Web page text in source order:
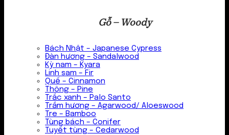
Gỗ – Woody
Bách Nhật – Japanese Cypress
Đàn hương – Sandalwood
Kỳ nam – Kyara
Linh sam – Fir
Quế – Cinnamon
Thông – Pine
Trắc xanh – Palo Santo
Trầm hương – Agarwood/ Aloeswood
Tre – Bamboo
Tùng bách – Conifer
Tuyết tùng – Cedarwood